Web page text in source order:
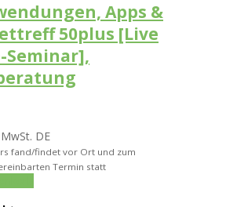
Apps &
50plus [Live
Seminar],
DE
fand/findet vor Ort und zum
Termin statt